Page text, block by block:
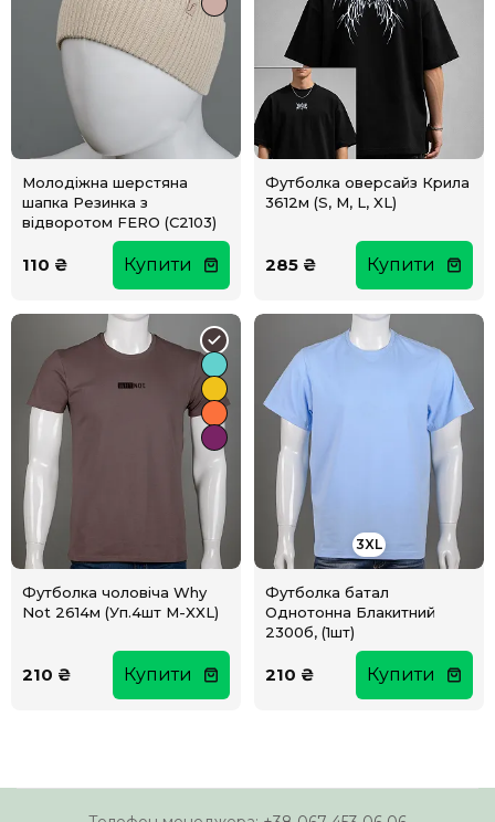
Молодіжна шерстяна
шапка Резинка з
відворотом FERO (С2103)
110 ₴ Купити
Футболка оверсайз Крила
3612м (S, M, L, XL)
285 ₴ Купити
Футболка чоловіча Why
Not 2614м (Уп.4шт M-XXL)
210 ₴ Купити
3XL
Футболка батал
Однотонна Блакитний
2300б, (1шт)
210 ₴ Купити